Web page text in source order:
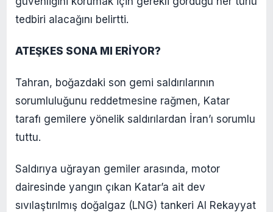
tedbiri alacağını belirtti.
ATEŞKES SONA MI ERİYOR?
Tahran, boğazdaki son gemi saldırılarının
sorumluluğunu reddetmesine rağmen, Katar
tarafı gemilere yönelik saldırılardan İran’ı sorumlu
tuttu.
Saldırıya uğrayan gemiler arasında, motor
dairesinde yangın çıkan Katar’a ait dev
sıvılaştırılmış doğalgaz (LNG) tankeri Al Rekayyat